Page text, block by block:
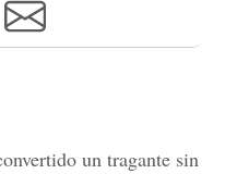
un tragante sin